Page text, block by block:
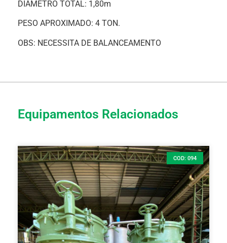
DIÂMETRO TOTAL: 1,80m
PESO APROXIMADO: 4 TON.
OBS: NECESSITA DE BALANCEAMENTO
Equipamentos Relacionados
COD: 094